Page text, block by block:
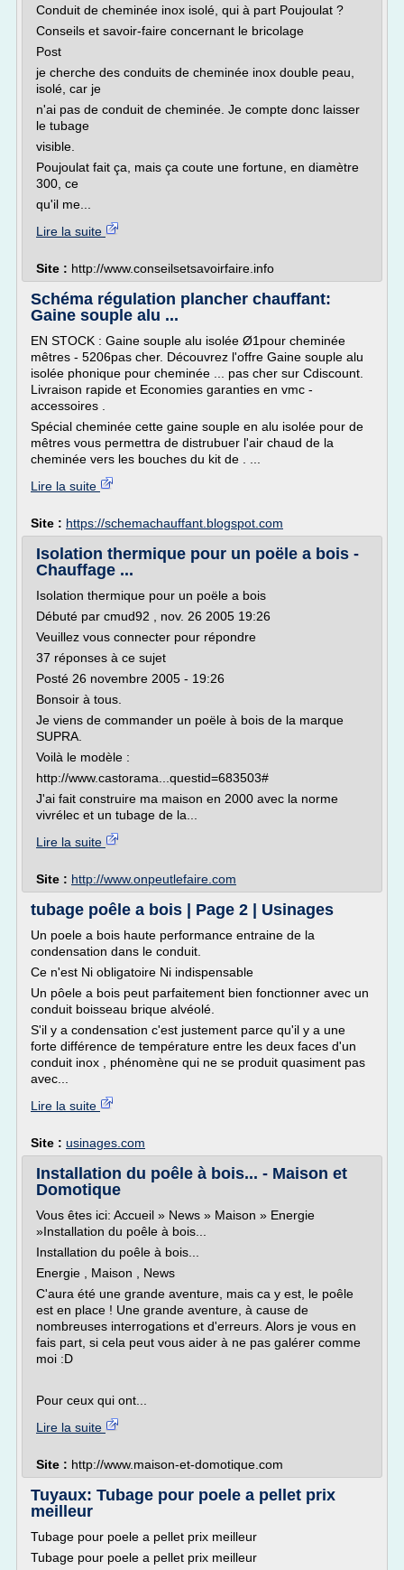
Conduit de cheminée inox isolé, qui à part Poujoulat ?
Conseils et savoir-faire concernant le bricolage
Post
je cherche des conduits de cheminée inox double peau,
isolé, car je
n'ai pas de conduit de cheminée. Je compte donc laisser
le tubage
visible.
Poujoulat fait ça, mais ça coute une fortune, en diamètre
300, ce
qu'il me...
Lire la suite
Site : http://www.conseilsetsavoirfaire.info
Schéma régulation plancher chauffant:
Gaine souple alu ...
EN STOCK : Gaine souple alu isolée Ø1pour cheminée
mêtres - 5206pas cher. Découvrez l'offre Gaine souple alu
isolée phonique pour cheminée ... pas cher sur Cdiscount.
Livraison rapide et Economies garanties en vmc -
accessoires .
Spécial cheminée cette gaine souple en alu isolée pour de
mêtres vous permettra de distrubuer l'air chaud de la
cheminée vers les bouches du kit de . ...
Lire la suite
Site : https://schemachauffant.blogspot.com
Isolation thermique pour un poële a bois -
Chauffage ...
Isolation thermique pour un poële a bois
Débuté par cmud92 , nov. 26 2005 19:26
Veuillez vous connecter pour répondre
37 réponses à ce sujet
Posté 26 novembre 2005 - 19:26
Bonsoir à tous.
Je viens de commander un poële à bois de la marque
SUPRA.
Voilà le modèle :
http://www.castorama...questid=683503#
J'ai fait construire ma maison en 2000 avec la norme
vivrélec et un tubage de la...
Lire la suite
Site : http://www.onpeutlefaire.com
tubage poêle a bois | Page 2 | Usinages
Un poele a bois haute performance entraine de la
condensation dans le conduit.
Ce n'est Ni obligatoire Ni indispensable
Un pôele a bois peut parfaitement bien fonctionner avec un
conduit boisseau brique alvéolé.
S'il y a condensation c'est justement parce qu'il y a une
forte différence de température entre les deux faces d'un
conduit inox , phénomène qui ne se produit quasiment pas
avec...
Lire la suite
Site : usinages.com
Installation du poêle à bois... - Maison et
Domotique
Vous êtes ici: Accueil » News » Maison » Energie
»Installation du poêle à bois...
Installation du poêle à bois...
Energie , Maison , News
C'aura été une grande aventure, mais ca y est, le poêle
est en place ! Une grande aventure, à cause de
nombreuses interrogations et d'erreurs. Alors je vous en
fais part, si cela peut vous aider à ne pas galérer comme
moi :D
Pour ceux qui ont...
Lire la suite
Site : http://www.maison-et-domotique.com
Tuyaux: Tubage pour poele a pellet prix
meilleur
Tubage pour poele a pellet prix meilleur
Tubage pour poele a pellet prix meilleur